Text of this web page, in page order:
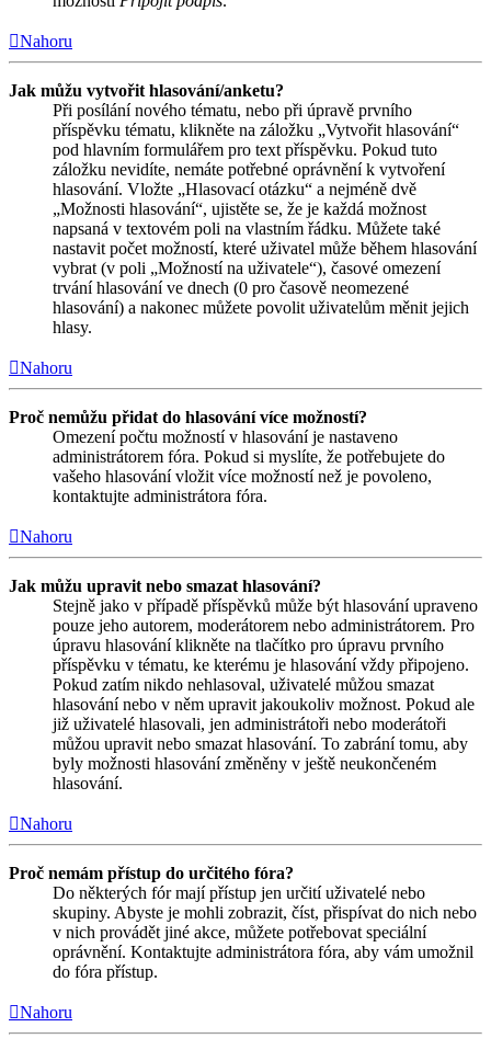
Nahoru
Jak můžu vytvořit hlasování/anketu?
Při posílání nového tématu, nebo při úpravě prvního
příspěvku tématu, klikněte na záložku „Vytvořit hlasování“
pod hlavním formulářem pro text příspěvku. Pokud tuto
záložku nevidíte, nemáte potřebné oprávnění k vytvoření
hlasování. Vložte „Hlasovací otázku“ a nejméně dvě
„Možnosti hlasování“, ujistěte se, že je každá možnost
napsaná v textovém poli na vlastním řádku. Můžete také
nastavit počet možností, které uživatel může během hlasování
vybrat (v poli „Možností na uživatele“), časové omezení
trvání hlasování ve dnech (0 pro časově neomezené
hlasování) a nakonec můžete povolit uživatelům měnit jejich
hlasy.
Nahoru
Proč nemůžu přidat do hlasování více možností?
Omezení počtu možností v hlasování je nastaveno
administrátorem fóra. Pokud si myslíte, že potřebujete do
vašeho hlasování vložit více možností než je povoleno,
kontaktujte administrátora fóra.
Nahoru
Jak můžu upravit nebo smazat hlasování?
Stejně jako v případě příspěvků může být hlasování upraveno
pouze jeho autorem, moderátorem nebo administrátorem. Pro
úpravu hlasování klikněte na tlačítko pro úpravu prvního
příspěvku v tématu, ke kterému je hlasování vždy připojeno.
Pokud zatím nikdo nehlasoval, uživatelé můžou smazat
hlasování nebo v něm upravit jakoukoliv možnost. Pokud ale
již uživatelé hlasovali, jen administrátoři nebo moderátoři
můžou upravit nebo smazat hlasování. To zabrání tomu, aby
byly možnosti hlasování změněny v ještě neukončeném
hlasování.
Nahoru
Proč nemám přístup do určitého fóra?
Do některých fór mají přístup jen určití uživatelé nebo
skupiny. Abyste je mohli zobrazit, číst, přispívat do nich nebo
v nich provádět jiné akce, můžete potřebovat speciální
oprávnění. Kontaktujte administrátora fóra, aby vám umožnil
do fóra přístup.
Nahoru